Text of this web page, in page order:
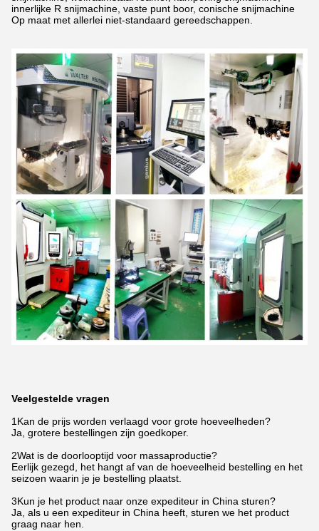
innerlijke R snijmachine, vaste punt boor, conische snijmachine
Op maat met allerlei niet-standaard gereedschappen.
Veelgestelde vragen
1Kan de prijs worden verlaagd voor grote hoeveelheden?
Ja, grotere bestellingen zijn goedkoper.
2Wat is de doorlooptijd voor massaproductie?
Eerlijk gezegd, het hangt af van de hoeveelheid bestelling en het
seizoen waarin je je bestelling plaatst.
3Kun je het product naar onze expediteur in China sturen?
Ja, als u een expediteur in China heeft, sturen we het product
graag naar hen.